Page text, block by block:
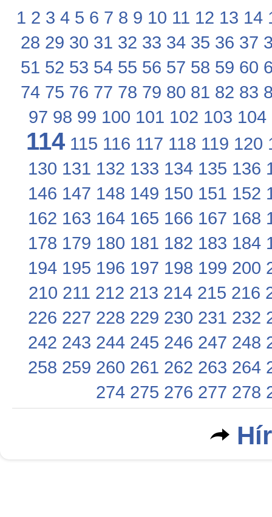
1 2 3 4 5 6 7 8 9 10 11 12 13 14
28 29 30 31 32 33 34 35 36 37
51 52 53 54 55 56 57 58 59 60
74 75 76 77 78 79 80 81 82 83
97 98 99 100 101 102 103 104
114 115 116 117 118 119 120
130 131 132 133 134 135 136
146 147 148 149 150 151 152
162 163 164 165 166 167 168
178 179 180 181 182 183 184
194 195 196 197 198 199 200
210 211 212 213 214 215 216
226 227 228 229 230 231 232
242 243 244 245 246 247 248
258 259 260 261 262 263 264
274 275 276 277 278